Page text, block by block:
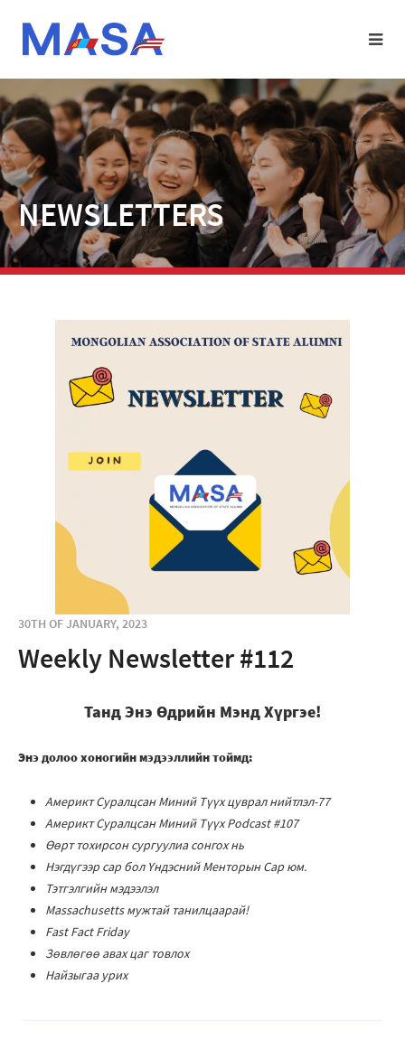
NEWSLETTERS
30TH OF JANUARY, 2023
Weekly Newsletter #112
Танд Энэ Өдрийн Мэнд Хүргэе!
Энэ долоо хоногийн мэдээллийн тоймд:
Америкт Суралцсан Миний Түүх цуврал нийтлэл-77
Америкт Суралцсан Миний Түүх Podcast #107
Өөрт тохирсон сургуулиа сонгох нь
Нэгдүгээр сар бол Үндэсний Менторын Сар юм.
Тэтгэлгийн мэдээлэл
Massachusetts мужтай танилцаарай!
Fast Fact Friday
Зөвлөгөө авах цаг товлох
Найзыгаа урих